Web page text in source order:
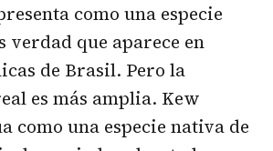
como una especie
verdad que aparece en
de Brasil. Pero la
es más amplia. Kew
como una especie nativa de